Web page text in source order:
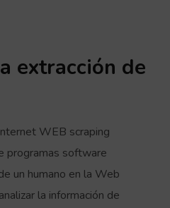
extracción de
WEB scraping
programas software
un humano en la Web
la información de